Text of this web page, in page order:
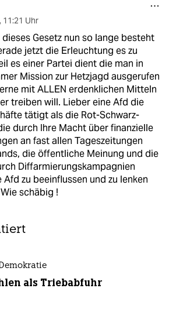
11:21 Uhr
Gesetz nun so lange besteht
jetzt die Erleuchtung es zu
es einer Partei dient die man in
Mission zur Hetzjagd ausgerufen
mit ALLEN erdenklichen Mitteln
treiben will. Lieber eine Afd die
tätigt als die Rot-Schwarz-
durch Ihre Macht über finanzielle
an fast allen Tageszeitungen
die öffentliche Meinung und die
Diffarmierungskampagnien
zu beeinflussen und zu lenken
schäbig !
als Triebabfuhr